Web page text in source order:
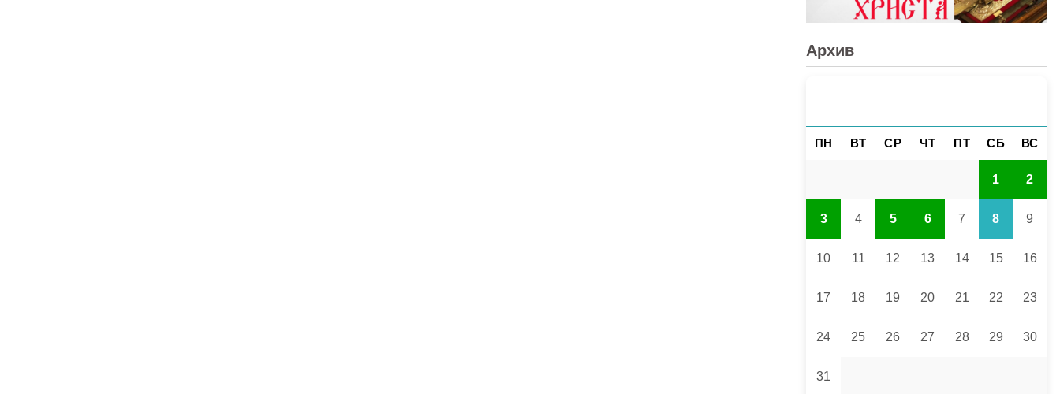
Архив
ПН ВТ СР ЧТ ПТ СБ ВС
1 2
3 4 5 6 7 8 9
10 11 12 13 14 15 16
17 18 19 20 21 22 23
24 25 26 27 28 29 30
31